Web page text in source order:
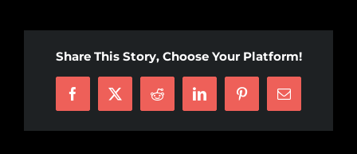
Share This Story, Choose Your Platform!
Facebook
X Reddit LinkedInPinterest
E-
mail